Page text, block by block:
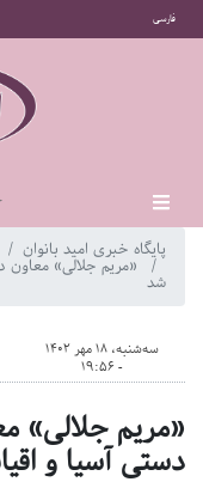
فارسی
پایگاه خبری امید بانوان
«مریم جلالی» معاون
شد
سه‌شنبه، 18 مهر 1402
- 19:56
«مریم جلالی»
دستی آسیا و